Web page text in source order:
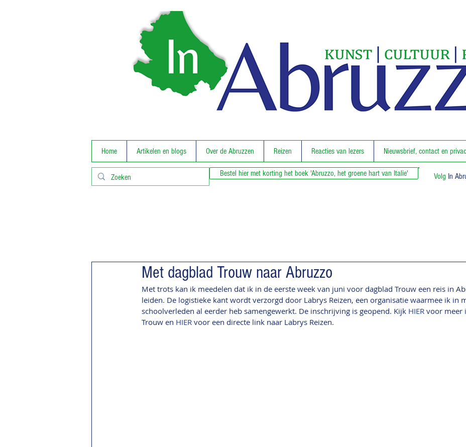
Home Artikelen en blogs Over de Abruzzen Reizen Reacties van lezers Nieuwsbrief, contact en
Bestel hier met korting het boek 'Abruzzo, het groene hart van Italie' Volg In
Met dagblad Trouw naar Abruzzo
Met trots kan ik meedelen dat ik in de eerste week van juni voor dagblad Trouw een reis in
leiden. De logistieke kant wordt verzorgd door Labrys Reizen, een organisatie waarmee ik in
schoolverleden al eerder heb samengewerkt. De inschrijving is geopend. Kijk HIER voor meer
Trouw en HIER voor een directe link naar Labrys Reizen.